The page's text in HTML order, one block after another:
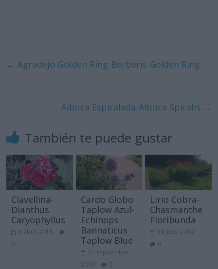
← Agradejo Golden Ring-Berberis Golden Ring
Albuca Espiralada-Albuca Spiralis →
También te puede gustar
Clavellina-
Dianthus
Caryophyllus
6 abril, 2018
0
Cardo Globo
Taplow Azul-
Echinops
Bannaticus
Taplow Blue
21 septiembre,
2019
0
Lirio Cobra-
Chasmanthe
Floribunda
29 julio, 2019
0